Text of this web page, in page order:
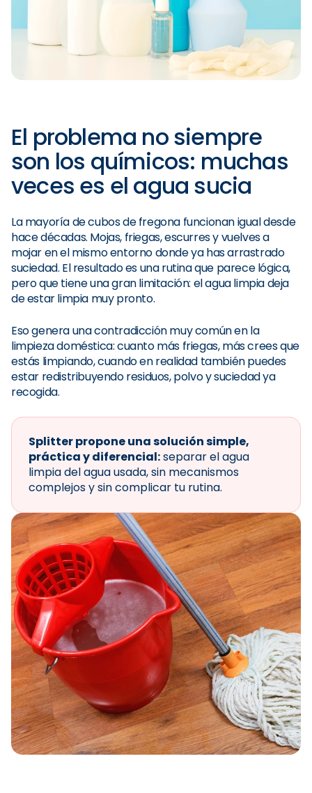
El problema no siempre
son los químicos: muchas
veces es el agua sucia
La mayoría de cubos de fregona funcionan igual desde
hace décadas. Mojas, friegas, escurres y vuelves a
mojar en el mismo entorno donde ya has arrastrado
suciedad. El resultado es una rutina que parece lógica,
pero que tiene una gran limitación: el agua limpia deja
de estar limpia muy pronto.
Eso genera una contradicción muy común en la
limpieza doméstica: cuanto más friegas, más crees que
estás limpiando, cuando en realidad también puedes
estar redistribuyendo residuos, polvo y suciedad ya
recogida.
Splitter propone una solución simple,
práctica y diferencial:separar el agua
limpia del agua usada, sin mecanismos
complejos y sin complicar tu rutina.